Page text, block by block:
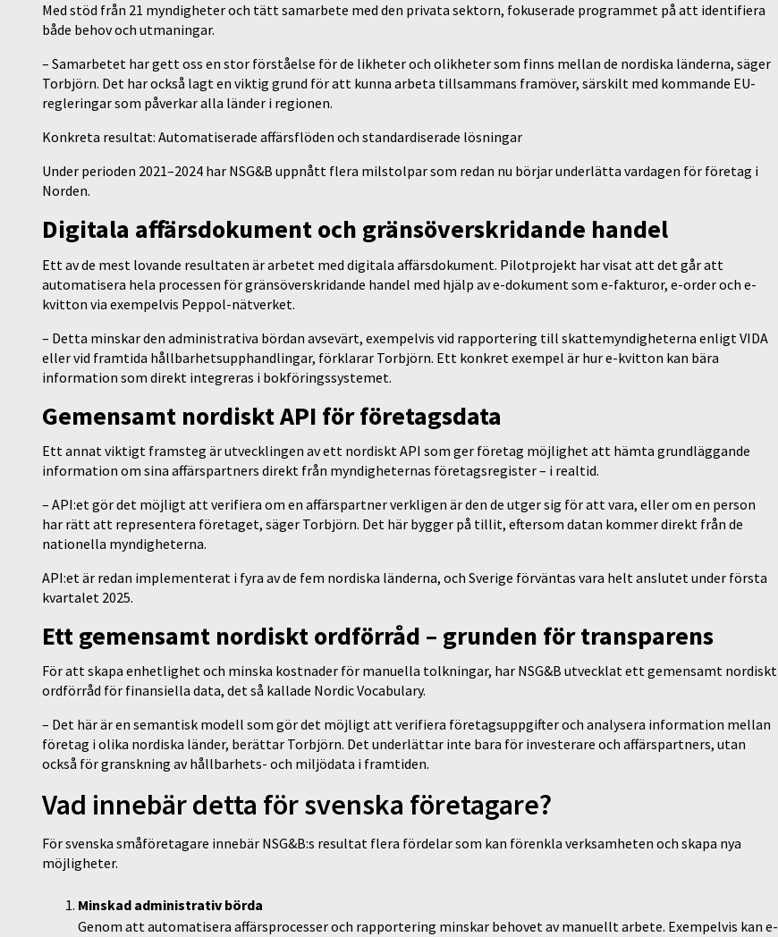
Med stöd från 21 myndigheter och tätt samarbete med den privata sektorn, fokuserade programmet på att identifiera
både behov och utmaningar.
– Samarbetet har gett oss en stor förståelse för de likheter och olikheter som finns mellan de nordiska länderna, säger
Torbjörn. Det har också lagt en viktig grund för att kunna arbeta tillsammans framöver, särskilt med kommande EU-
regleringar som påverkar alla länder i regionen.
Konkreta resultat: Automatiserade affärsflöden och standardiserade lösningar
Under perioden 2021–2024 har NSG&B uppnått flera milstolpar som redan nu börjar underlätta vardagen för företag i
Norden.
Digitala affärsdokument och gränsöverskridande handel
Ett av de mest lovande resultaten är arbetet med digitala affärsdokument. Pilotprojekt har visat att det går att
automatisera hela processen för gränsöverskridande handel med hjälp av e-dokument som e-fakturor, e-order och e-
kvitton via exempelvis Peppol-nätverket.
– Detta minskar den administrativa bördan avsevärt, exempelvis vid rapportering till skattemyndigheterna enligt VIDA
eller vid framtida hållbarhetsupphandlingar, förklarar Torbjörn. Ett konkret exempel är hur e-kvitton kan bära
information som direkt integreras i bokföringssystemet.
Gemensamt nordiskt API för företagsdata
Ett annat viktigt framsteg är utvecklingen av ett nordiskt API som ger företag möjlighet att hämta grundläggande
information om sina affärspartners direkt från myndigheternas företagsregister – i realtid.
– API:et gör det möjligt att verifiera om en affärspartner verkligen är den de utger sig för att vara, eller om en person
har rätt att representera företaget, säger Torbjörn. Det här bygger på tillit, eftersom datan kommer direkt från de
nationella myndigheterna.
API:et är redan implementerat i fyra av de fem nordiska länderna, och Sverige förväntas vara helt anslutet under första
kvartalet 2025.
Ett gemensamt nordiskt ordförråd – grunden för transparens
För att skapa enhetlighet och minska kostnader för manuella tolkningar, har NSG&B utvecklat ett gemensamt nordiskt
ordförråd för finansiella data, det så kallade Nordic Vocabulary.
– Det här är en semantisk modell som gör det möjligt att verifiera företagsuppgifter och analysera information mellan
företag i olika nordiska länder, berättar Torbjörn. Det underlättar inte bara för investerare och affärspartners, utan
också för granskning av hållbarhets- och miljödata i framtiden.
Vad innebär detta för svenska företagare?
För svenska småföretagare innebär NSG&B:s resultat flera fördelar som kan förenkla verksamheten och skapa nya
möjligheter.
Minskad administrativ börda
Genom att automatisera affärsprocesser och rapportering minskar behovet av manuellt arbete. Exempelvis kan e-